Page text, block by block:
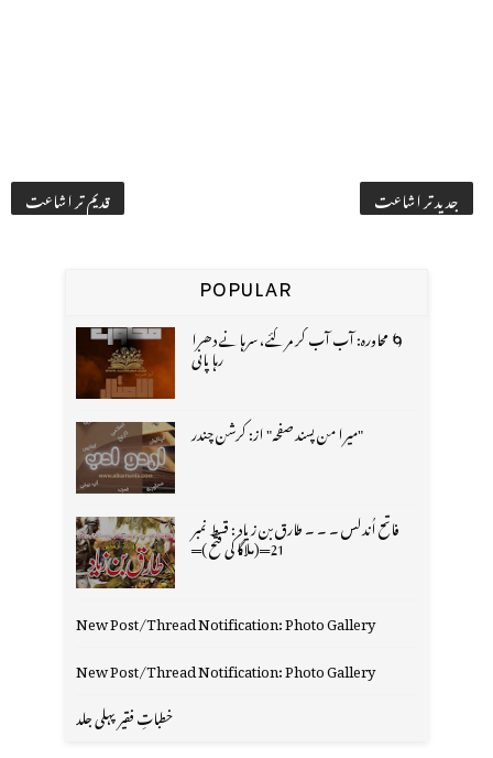
جدید تر اشاعت قدیم تر اشاعت
POPULAR
🌀 محاورہ: آب آب کر مر گئے، سرہانے دھرا
رہا پانی
"میرا من پسند صفحہ" از: کرشن چندر
فاتح اُندلس ۔ ۔ ۔ طارق بن زیاد : قسط نمبر
21═(ملاگا کی فتح )═
New Post/Thread Notification: Photo Gallery
New Post/Thread Notification: Photo Gallery
خطباتِ فقیر پہلی جلد